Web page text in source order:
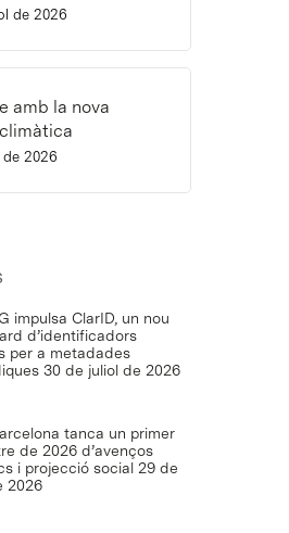
de 2026
amb la nova
2026
impulsa ClarID, un nou
d’identificadors
per a metadades
30 de juliol de 2026
tanca un primer
de 2026 d’avenços
i projecció social 29 de
2026